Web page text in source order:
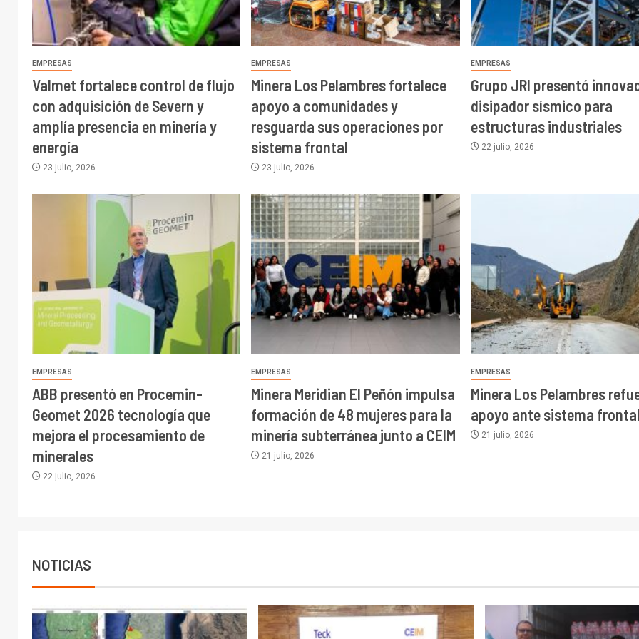
EMPRESAS
Valmet fortalece control de flujo
con adquisición de Severn y
amplía presencia en minería y
energía
23 julio, 2026
EMPRESAS
Minera Los Pelambres fortalece
apoyo a comunidades y
resguarda sus operaciones por
sistema frontal
23 julio, 2026
EMPRESAS
Grupo JRI presentó
disipador sísmico para
estructuras industriales
22 julio, 2026
EMPRESAS
ABB presentó en Procemin-
Geomet 2026 tecnología que
mejora el procesamiento de
minerales
22 julio, 2026
EMPRESAS
Minera Meridian El Peñón impulsa
formación de 48 mujeres para la
minería subterránea junto a CEIM
21 julio, 2026
EMPRESAS
Minera Los Pelambres
apoyo ante sistema
21 julio, 2026
NOTICIAS